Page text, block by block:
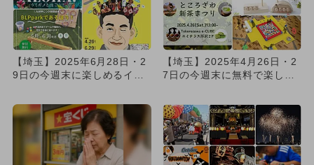
【埼玉】2025年6月28日・2
9日の今週末に楽しめるイベ
【埼玉】2025年4月26日・2
7日の今週末に無料で楽しめ